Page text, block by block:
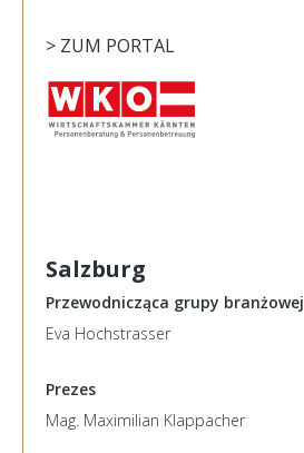
> ZUM PORTAL
Salzburg
Przewodnicząca grupy branżowej
Eva Hochstrasser
Prezes
Mag. Maximilian Klappacher